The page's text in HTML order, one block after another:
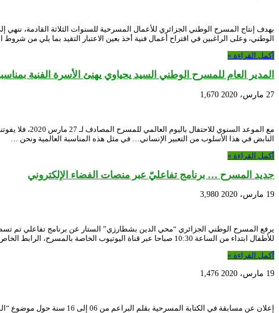
بهدف إنتاج المسرح الوطني الجزائري للأعمال المسرحية للسنوات الثلاثة القادمة،
الوطني، وعلى الراغبين في اقتراح أعمال فنية أخذ بعين الاعتبار التقيد بما يلي من
أكمل القراءة »
المدير العام للمسرح الوطني السيد يحياوي يهنئ الأسرة الفنية
27 مارس، 2020 1,670
مع الموعد
النابض في هذا الأسلوب من التعبير الإنساني… في مثل هذه المناسبة العالمية ونحن …
أكمل القراءة »
جديد المسرح … برنامج تفاعليّ عبر منصات الفضاء الإلكتروني
19 مارس، 2020 3,980
يرفع المسرح الوطني الجزائري “محي الدين بشطارزي” الستار عن برنامج تفاعلي تم
للأطفال ابتداء من الساعة 10:30 صباحا عبر قناة اليوتيوب الخاصة بالمسرح، الرابط الخاص بالقناة الرسمية إضافة إلى …
أكمل القراءة »
19 مارس، 2020 1,476